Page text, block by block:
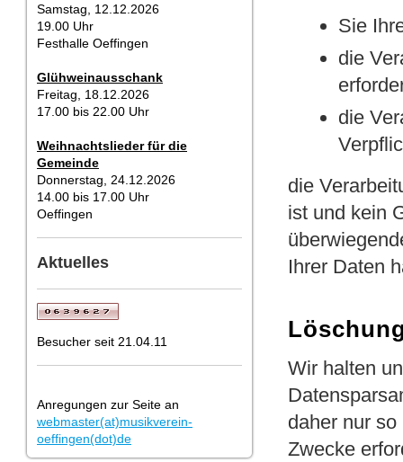
Samstag, 12.12.2026
19.00 Uhr
Festhalle Oeffingen
Glühweinausschank
Freitag, 18.12.2026
17.00 bis 22.00 Uhr
Weihnachtslieder für die
Gemeinde
Donnerstag, 24.12.2026
14.00 bis 17.00 Uhr
Oeffingen
Aktuelles
Besucher seit 21.04.11
Anregungen zur Seite an
webmaster(at)musikverein-
oeffingen(dot)de
Sie
die
die
die
ist und kein
Ihrer Daten
Wir halten
daher nur
Zwecke